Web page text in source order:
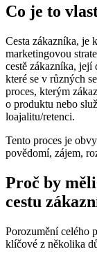
Co je to
Cesta zákazníka, je
marketingovou
cestě zákazníka,
které se v různých
proces, kterým
o produktu nebo
loajalitu/retenci.
Tento proces je
povědomí, zájem,
Proč by
cestu
Porozumění celého
klíčové z několika